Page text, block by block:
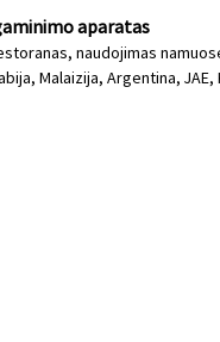
aparatas
naudojimas
Malaizija, Argentina, JAE,